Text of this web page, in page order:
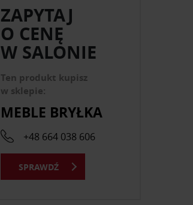
ZAPYTAJ
O CENĘ
W SALONIE
Ten produkt kupisz
w sklepie:
MEBLE BRYŁKA
+48 664 038 606
SPRAWDŹ